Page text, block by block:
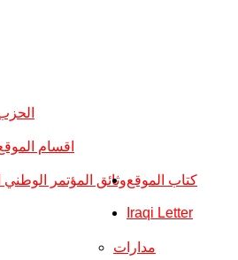
وثائق المؤتمر
اقسام
مدارات
كتاب الموقع
Iraqi Letter